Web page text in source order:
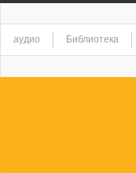
аудио Библиотека